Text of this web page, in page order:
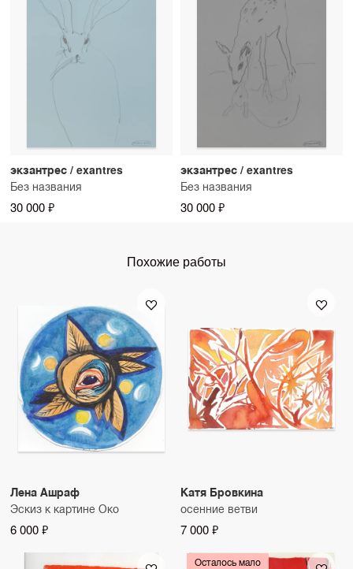
экзантрес / exantres
Без названия
30 000 ₽
экзантрес / exantres
Без названия
30 000 ₽
Похожие работы
Лена Ашраф
Эскиз к картине Око
6 000 ₽
Катя Бровкина
осенние ветви
7 000 ₽
Осталось мало